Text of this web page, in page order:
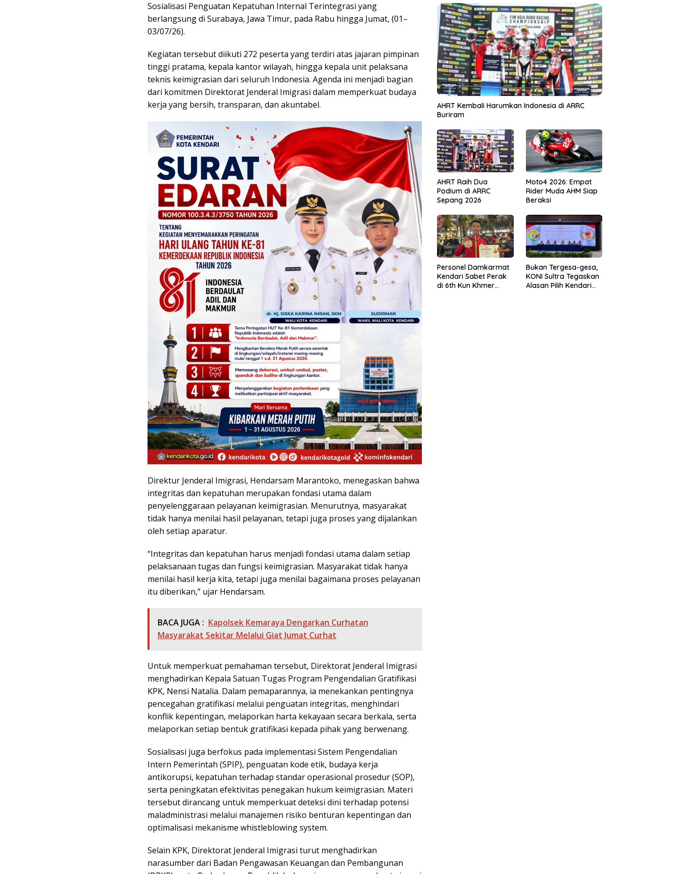
Sosialisasi Penguatan Kepatuhan Internal Terintegrasi yang
berlangsung di Surabaya, Jawa Timur, pada Rabu hingga Jumat, (01–
03/07/26).
Kegiatan tersebut diikuti 272 peserta yang terdiri atas jajaran pimpinan
tinggi pratama, kepala kantor wilayah, hingga kepala unit pelaksana
teknis keimigrasian dari seluruh Indonesia. Agenda ini menjadi bagian
dari komitmen Direktorat Jenderal Imigrasi dalam memperkuat budaya
kerja yang bersih, transparan, dan akuntabel.
Direktur Jenderal Imigrasi, Hendarsam Marantoko, menegaskan bahwa
integritas dan kepatuhan merupakan fondasi utama dalam
penyelenggaraan pelayanan keimigrasian. Menurutnya, masyarakat
tidak hanya menilai hasil pelayanan, tetapi juga proses yang dijalankan
oleh setiap aparatur.
“Integritas dan kepatuhan harus menjadi fondasi utama dalam setiap
pelaksanaan tugas dan fungsi keimigrasian. Masyarakat tidak hanya
menilai hasil kerja kita, tetapi juga menilai bagaimana proses pelayanan
itu diberikan,” ujar Hendarsam.
BACA JUGA : Kapolsek Kemaraya Dengarkan Curhatan
Masyarakat Sekitar Melalui Giat Jumat Curhat
Untuk memperkuat pemahaman tersebut, Direktorat Jenderal Imigrasi
menghadirkan Kepala Satuan Tugas Program Pengendalian Gratifikasi
KPK, Nensi Natalia. Dalam pemaparannya, ia menekankan pentingnya
pencegahan gratifikasi melalui penguatan integritas, menghindari
konflik kepentingan, melaporkan harta kekayaan secara berkala, serta
melaporkan setiap bentuk gratifikasi kepada pihak yang berwenang.
Sosialisasi juga berfokus pada implementasi Sistem Pengendalian
Intern Pemerintah (SPIP), penguatan kode etik, budaya kerja
antikorupsi, kepatuhan terhadap standar operasional prosedur (SOP),
serta peningkatan efektivitas penegakan hukum keimigrasian. Materi
tersebut dirancang untuk memperkuat deteksi dini terhadap potensi
maladministrasi melalui manajemen risiko benturan kepentingan dan
optimalisasi mekanisme whistleblowing system.
Selain KPK, Direktorat Jenderal Imigrasi turut menghadirkan
narasumber dari Badan Pengawasan Keuangan dan Pembangunan
AHRT Kembali Harumkan Indonesia di ARRC
Buriram
AHRT Raih Dua
Podium di ARRC
Sepang 2026
Moto4 2026: Empat
Rider Muda AHM Siap
Beraksi
Personel Damkarmat
Kendari Sabet Perak
di 6th Kun Khmer
Bukan Tergesa-gesa,
KONI Sultra Tegaskan
Alasan Pilih Kendari